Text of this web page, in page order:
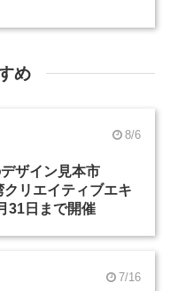
め
8/6
ザイン見本市
クリエイティブエキ
31日まで開催
7/16